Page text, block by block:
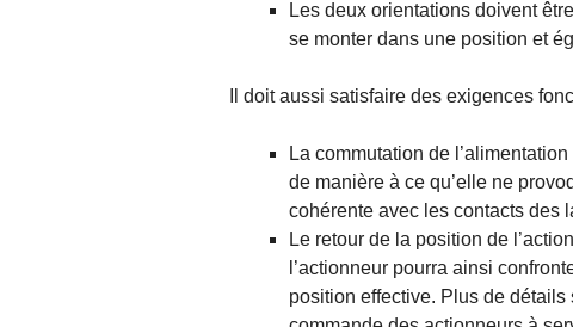
Les deux orientations doivent
se monter dans une position et
Il doit aussi satisfaire des exigences
La commutation de
de manière à ce qu’elle ne
cohérente avec les contacts des
Le retour de la position de
l’actionneur pourra ainsi
position effective. Plus de détails